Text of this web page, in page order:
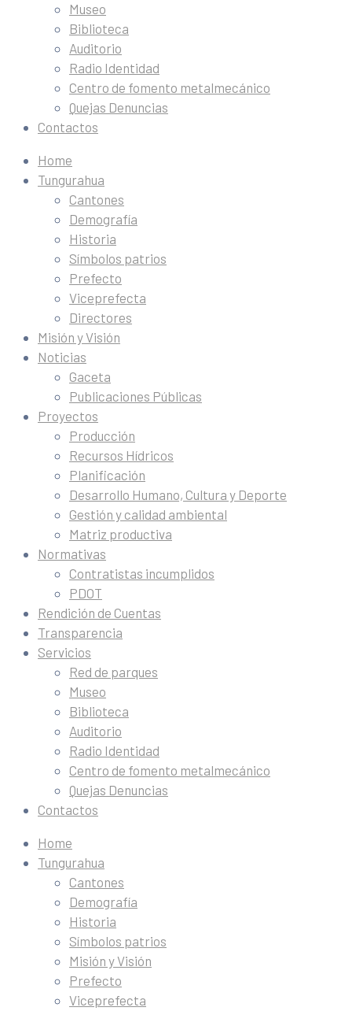
Museo
Biblioteca
Auditorio
Radio Identidad
Centro de fomento metalmecánico
Quejas Denuncias
Contactos
Home
Tungurahua
Cantones
Demografía
Historia
Símbolos patrios
Prefecto
Viceprefecta
Directores
Misión y Visión
Noticias
Gaceta
Publicaciones Públicas
Proyectos
Producción
Recursos Hídricos
Planificación
Desarrollo Humano, Cultura y Deporte
Gestión y calidad ambiental
Matriz productiva
Normativas
Contratistas incumplidos
PDOT
Rendición de Cuentas
Transparencia
Servicios
Red de parques
Museo
Biblioteca
Auditorio
Radio Identidad
Centro de fomento metalmecánico
Quejas Denuncias
Contactos
Home
Tungurahua
Cantones
Demografía
Historia
Símbolos patrios
Misión y Visión
Prefecto
Viceprefecta